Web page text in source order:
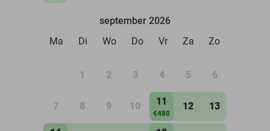
september 2026
Ma
Di Wo Do Vr Za Zo
1 2 3 4 5 6
7 8 9 10 11
€480
12 13